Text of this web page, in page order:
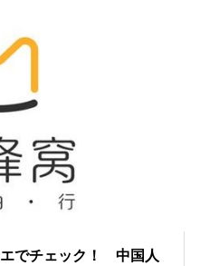
でチェック！ 中国人